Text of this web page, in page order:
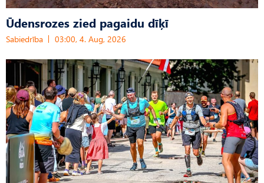
Ūdensrozes zied pagaidu dīķī
Sabiedrība 03:00, 4. Aug, 2026